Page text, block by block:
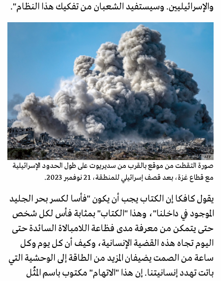
والإسرائيليين. وسيستفيد الشعبان من تفكيك هذا النظام".
AFP
صورة التقطت من موقع بالقرب من سديريوت على طول الحدود الإسرائيلية
مع قطاع غزة، بعد قصف إسرائيلي للمنطقة، 21 نوفمبر 2023.
يقول كافكا إن الكتاب يجب أن يكون "فأسا لكسر بحر الجليد
الموجود في داخلنا"، وهذا "الكتاب" بمثابة فأس لكل شخص
حتى يتمكن من معرفة مدى فظاعة اللامبالاة السائدة حتى
اليوم تجاه هذه القضية الإنسانية، وكيف أن كل يوم وكل
ساعة من الصمت يضيفان المزيد من الطاقة إلى الوحشية التي
باتت تهدد إنسانيتنا. إن هذا "الاتهام" مكتوب باسم المُثُل